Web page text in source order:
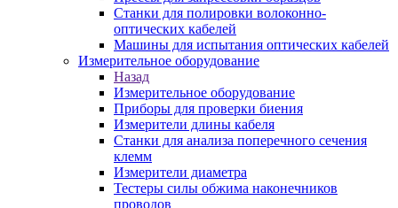
Станки для полировки волоконно-
оптических кабелей
Машины для испытания оптических кабелей
Измерительное оборудование
Назад
Измерительное оборудование
Приборы для проверки биения
Измерители длины кабеля
Станки для анализа поперечного сечения
клемм
Измерители диаметра
Тестеры силы обжима наконечников
проводов